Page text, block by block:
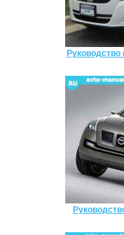
Руководство